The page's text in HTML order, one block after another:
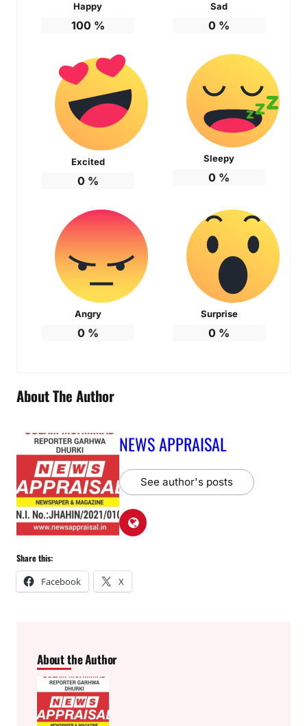
Happy
100 %
Sad
0 %
Excited
0 %
Sleepy
0 %
Angry
0 %
Surprise
0 %
About The Author
NEWS APPRAISAL
See author's posts
Share this:
Facebook X
About the Author